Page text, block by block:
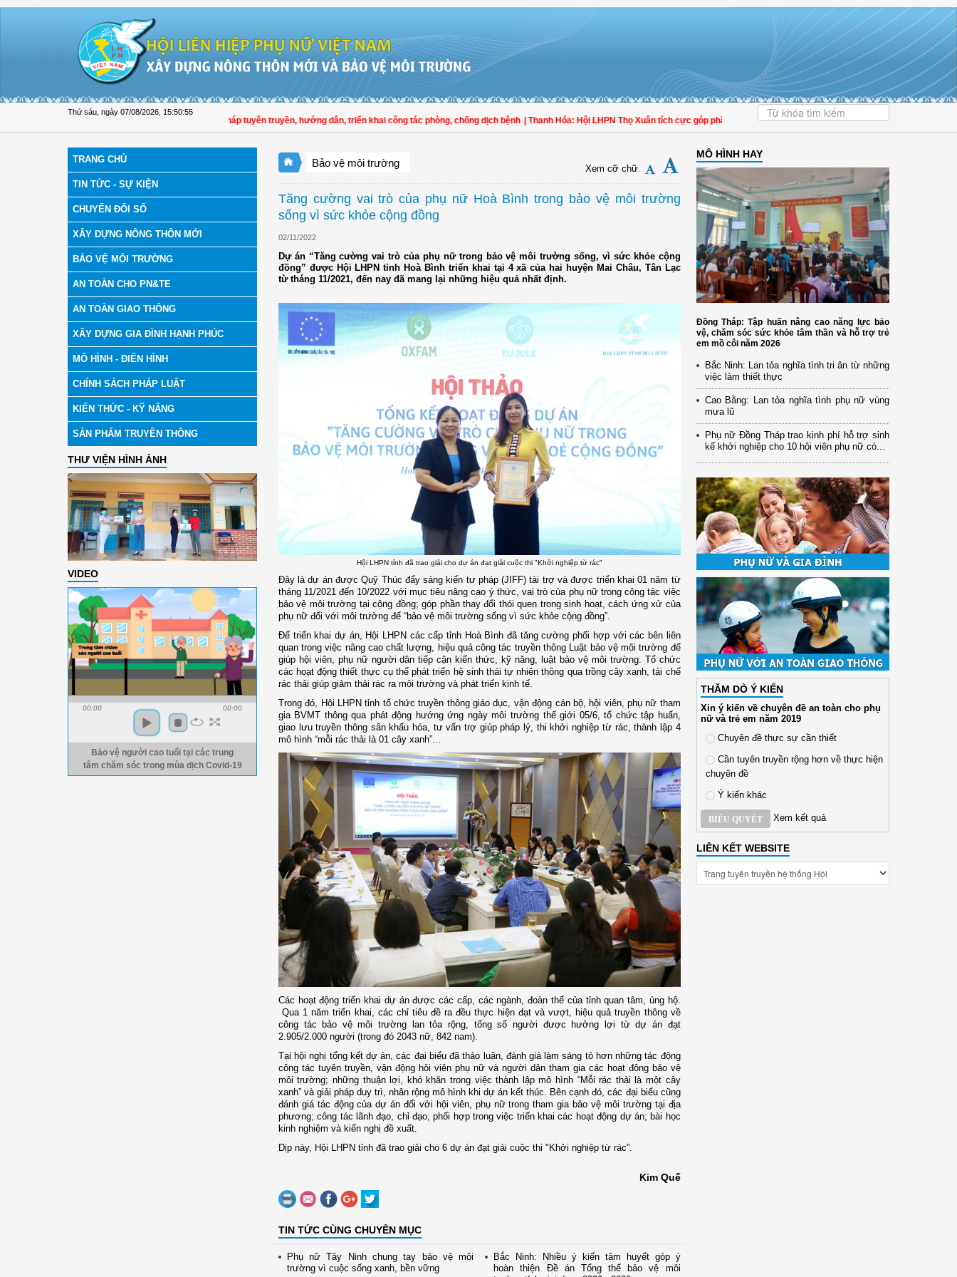
Thứ sáu, ngày 07/08/2026 15:50:55
Hội LHPN tỉnh Đồng Tháp tuyên truyền, hướng dẫn, triển khai công tác phòng, chống dịch bệnh | Thanh Hóa: Hội LHPN Thọ Xuân tích cực góp phần nâng cao tỷ lệ người dân tham gia bảo hiểm y tế
TRANG CHỦ
TIN TỨC - SỰ KIỆN
CHUYỂN ĐỔI SỐ
XÂY DỰNG NÔNG THÔN MỚI
BẢO VỆ MÔI TRƯỜNG
AN TOÀN CHO PN&TE
AN TOÀN GIAO THÔNG
XÂY DỰNG GIA ĐÌNH HẠNH PHÚC
MÔ HÌNH - ĐIỂN HÌNH
CHÍNH SÁCH PHÁP LUẬT
KIẾN THỨC - KỸ NĂNG
SẢN PHẨM TRUYỀN THÔNG
THƯ VIỆN HÌNH ẢNH
VIDEO
00:00 00:00
Bảo vệ người cao tuổi tại các trung
tâm chăm sóc trong mùa dịch Covid-19
Bảo vệ môi trường Xem cỡ chữ
Tăng cường vai trò của phụ nữ Hoà Bình trong bảo vệ môi trường
sống vì sức khỏe cộng đồng
02/11/2022
Dự án “Tăng cường vai trò của phụ nữ trong bảo vệ môi trường sống, vì sức khỏe cộng
đồng” được Hội LHPN tỉnh Hoà Bình triển khai tại 4 xã của hai huyện Mai Châu, Tân Lạc
từ tháng 11/2021, đến nay đã mang lại những hiệu quả nhất định.
Hội LHPN tỉnh đã trao giải cho dự án đạt giải cuộc thi "Khởi nghiệp từ rác”
Đây là dự án được Quỹ Thúc đẩy sáng kiến tư pháp (JIFF) tài trợ và được triển khai 01 năm từ
tháng 11/2021 đến 10/2022 với mục tiêu nâng cao ý thức, vai trò của phụ nữ trong công tác việc
bảo vệ môi trường tại cộng đồng; góp phần thay đổi thói quen trong sinh hoạt, cách ứng xử của
phụ nữ đối với môi trường để “bảo vệ môi trường sống vì sức khỏe cộng đồng”.
Để triển khai dự án, Hội LHPN các cấp tỉnh Hoà Bình đã tăng cường phối hợp với các bên liên
quan trong việc nâng cao chất lượng, hiệu quả công tác truyền thông Luật bảo vệ môi trường để
giúp hội viên, phụ nữ người dântiếp cận kiến thức, kỹ năng, luật bảo vệ môi trường. Tổ chức
các hoạt động thiết thực cụ thể phát triển hệ sinh thái tự nhiên thông qua trồng cây xanh, tái chế
rác thải giúp giảm thải rác ra môi trường và phát triển kinh tế.
Trong đó,
Hội LHPN tỉnh tổ chứctruyền thông giáo dục, vận động cán bộ, hội viên, phụ nữ tham
gia BVMT thông qua phát động hướng ứng ngày môi trường thế giới 05/6, tổ chức tập huấn,
giao lưu truyền thông sân khấu hóa, tư vấn trợ giúp pháp lý, thi khởi nghiệp từ rác, thành lập 4
mô hình “mỗi rác thải là 01 cây xanh”…
Các hoạt động triển khai dự ánđược các cấp, các ngành, đoàn thể của tỉnh quan tâm, ủng hộ.
Qua 1 năm triển khai, các chỉ tiêu đề rađều thực hiện đạt và vượt, hiệu quả truyền thông về
công tác bảo vệ môi trường lan tỏa rộng, tổng số người được hưởng lợi từ dự án đạt
2.905/2.000 người (trong đó 2043 nữ, 842 nam).
Tại hội nghị tổng kết dự án, các đại biểu đã thảo luận, đánh giá làm sáng tỏ hơn những tác động
công tác tuyên truyền, vận động hội viên phụ nữ và người dân tham gia các hoạt đông bảo vệ
môi trường; những thuận lợi, khó khăn trong việc thành lập mô hình “Mỗi rác thải là một cây
xanh” và giải pháp duy trì, nhân rộng mô hình khi dự án kết thúc. Bên cạnh đó, các đại biểu cũng
đánh giá tác động của dự án đối với hội viên, phụ nữ trong tham gia bảo vệ môi trường tại địa
phương; công tác lãnh đạo, chỉ đạo, phối hợp trong việc triển khai các hoạt động dự án; bài học
kinh nghiệm và kiến nghị đề xuất.
Dịp này, Hội LHPN tỉnh đã trao giải cho 6 dự án đạt giải cuộc thi "Khởi nghiệp từ rác”.
Kim Quế
TIN TỨC CÙNG CHUYÊN MỤC
Phụ nữ Tây Ninh chung tay bảo vệ môi
trường vì cuộc sống xanh, bền vững
Bắc Ninh: Nhiều ý kiến tâm huyết góp ý
hoàn thiện Đề án Tổng thể bảo vệ môi
MÔ HÌNH HAY
Đồng Tháp: Tập huấn nâng cao năng lực bảo
vệ, chăm sóc sức khỏe tâm thần và hỗ trợ trẻ
em mồ côi năm 2026
Bắc Ninh: Lan tỏa nghĩa tình tri ân từ những
việc làm thiết thực
Cao Bằng: Lan tỏa nghĩa tình phụ nữ vùng
mưa lũ
Phụ nữ Đồng Tháp trao kinh phí hỗ trợ sinh
kế khởi nghiệp cho 10 hội viên phụ nữ có...
THĂM DÒ Ý KIẾN
Xin ý kiến về chuyên đề an toàn cho phụ
nữ và trẻ em năm 2019
Chuyên đề thực sự cần thiết
Cần tuyên truyền rộng hơn về thực hiện
chuyên đề
Ý kiến khác
BIỂU QUYẾT Xem kết quả
LIÊN KẾT WEBSITE